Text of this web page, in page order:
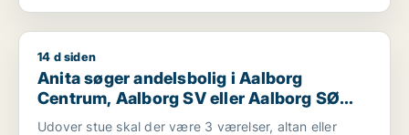
Anita søger andelsbolig i Aalborg Centrum, Aalborg SV eller
14 d siden
Anita søger andelsbolig i Aalborg
Centrum, Aalborg SV eller Aalborg SØ
m.fl.
Udover stue skal der være 3 værelser, altan eller